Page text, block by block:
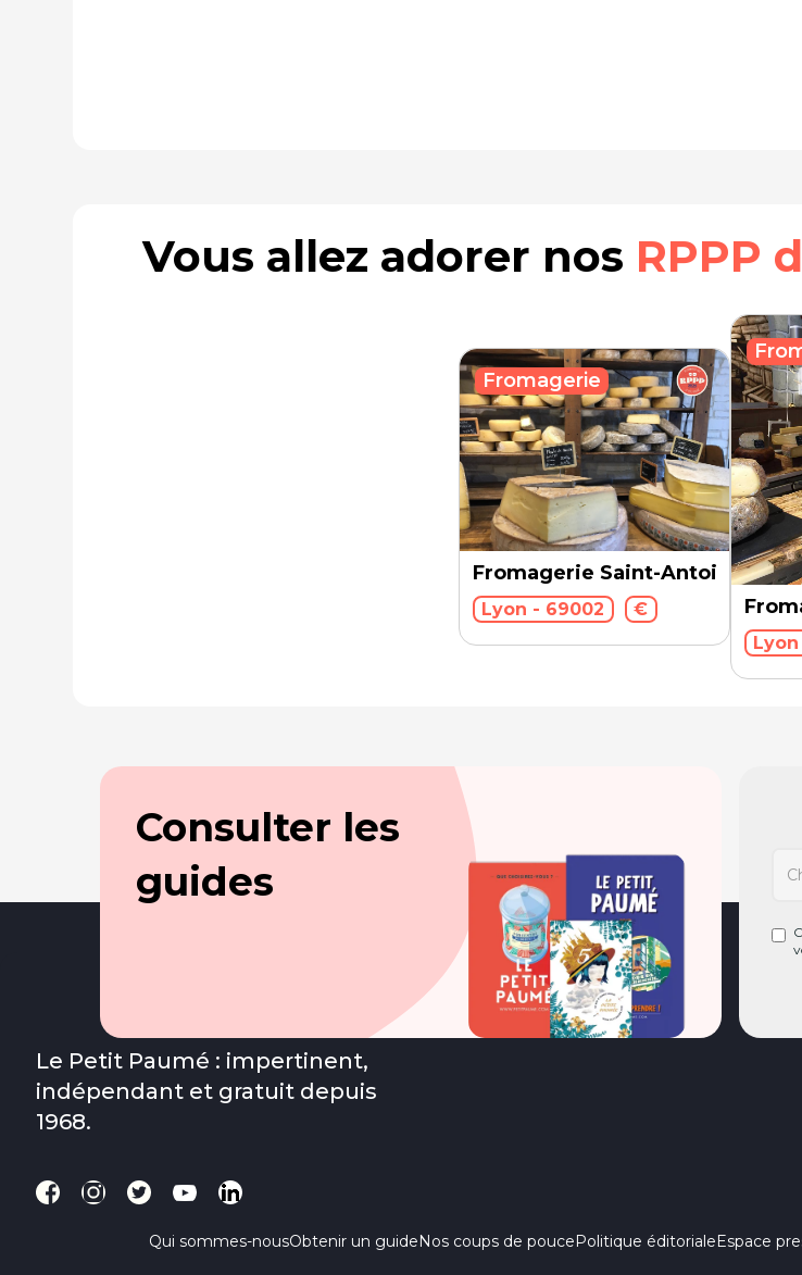
Vous allez adorer nos RPPP
Fromagerie Saint-Antoine
Lyon - 69002 €
Fromagerie
Consulter les
guides
Le Petit Paumé : impertinent,
indépendant et gratuit depuis
1968.
Qui sommes-nousObtenir un guideNos coups de poucePolitique éditorialeEspace